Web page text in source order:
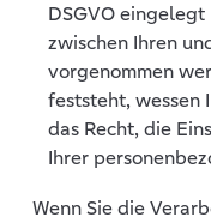
DSGVO
zwischen Ihren
vorgenommen
feststeht, wessen
das Recht, die
Ihrer
Wenn Sie die